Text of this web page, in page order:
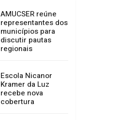
AMUCSER reúne
representantes dos
municípios para
discutir pautas
regionais
Escola Nicanor
Kramer da Luz
recebe nova
cobertura